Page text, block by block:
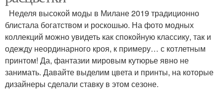
Неделя высокой моды в Милане 2019 традиционно
блистала богатством и роскошью. На фото модных
коллекций можно увидеть как спокойную классику, так и
одежду неординарного кроя, к примеру… с котлетным
принтом! Да, фантазии мировым кутюрье явно не
занимать. Давайте выделим цвета и принты, на которые
дизайнеры сделали ставку в этом сезоне.